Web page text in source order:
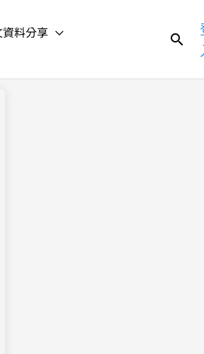
資料分享